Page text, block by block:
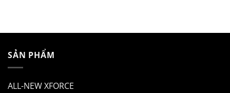
SẢN PHẨM
ALL-NEW XFORCE